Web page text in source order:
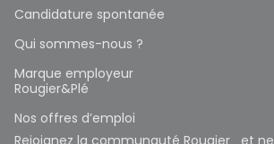
Candidature spontanée
Qui sommes-nous ?
Marque employeur
Rougier&Plé
Nos offres d’emploi
Rejoignez la communauté Rougier et ne